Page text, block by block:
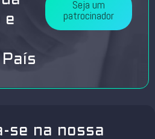
e
Seja um
patrocinador
se na nossa